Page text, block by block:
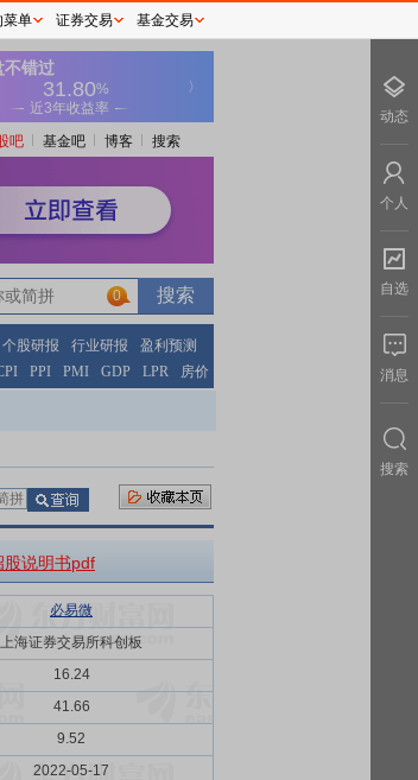
吧 基金吧 博客 搜索
0
个股研报 行业研报
盈利预测
PPI PMI GDP LPR 房价
股说明书pdf
必易微
上海证券交易所科创板
16.24
41.66
9.52
2022-05-17
菜单 证券交易 基金交易
动态
个人
自选
消息
搜索